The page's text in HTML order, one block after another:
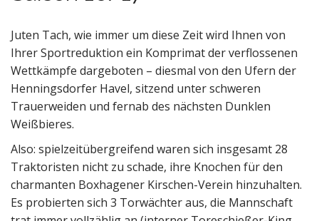
Juten Tach, wie immer um diese Zeit wird Ihnen von
Ihrer Sportreduktion ein Komprimat der verflossenen
Wettkämpfe dargeboten – diesmal von den Ufern der
Henningsdorfer Havel, sitzend unter schweren
Trauerweiden und fernab des nächsten Dunklen
Weißbieres.
Also: spielzeitübergreifend waren sich insgesamt 28
Traktoristen nicht zu schade, ihre Knochen für den
charmanten Boxhagener Kirschen-Verein hinzuhalten.
Es probierten sich 3 Torwächter aus, die Mannschaft